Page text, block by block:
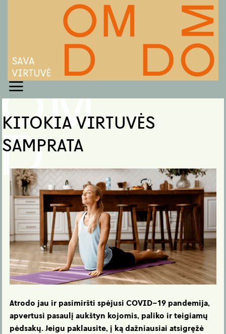
KITOKIA VIRTUVĖS
SAMPRATA
Atrodo jau ir pasimiršti spėjusi COVID-19 pandemija,
apvertusi pasaulį aukštyn kojomis, paliko ir teigiamų
pėdsakų. Jeigu paklausite, į ką dažniausiai atsigręžė